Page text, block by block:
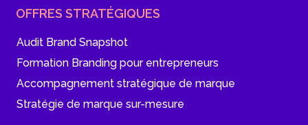
OFFRES STRATÉGIQUES
Audit Brand Snapshot
Formation Branding pour entrepreneurs
Accompagnement stratégique de marque
Stratégie de marque sur-mesure